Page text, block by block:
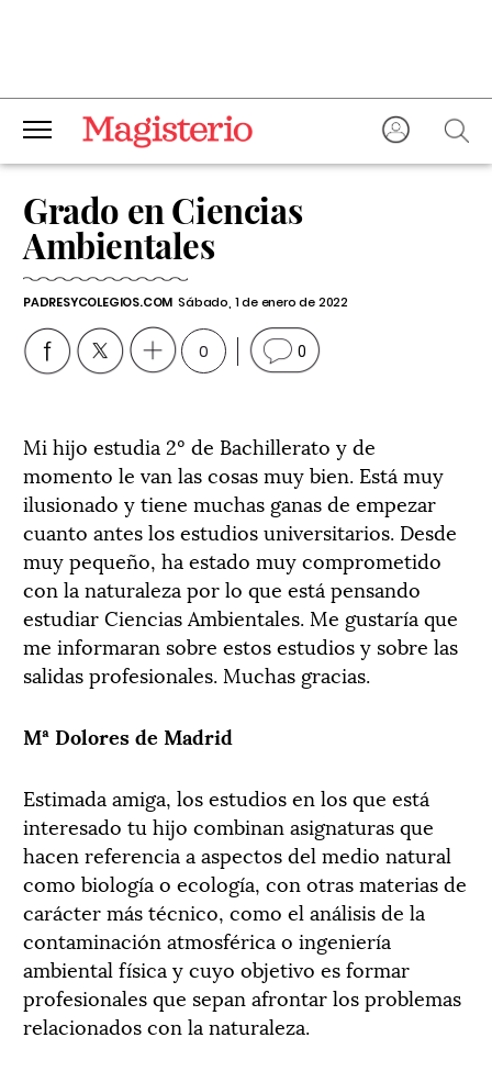
Grado en Ciencias
Ambientales
PADRESYCOLEGIOS.COM Sábado, 1 de enero de 2022
0 0
Mi hijo estudia 2º de Bachillerato y de
momento le van las cosas muy bien. Está muy
ilusionado y tiene muchas ganas de empezar
cuanto antes los estudios universitarios. Desde
muy pequeño, ha estado muy comprometido
con la naturaleza por lo que está pensando
estudiar Ciencias Ambientales. Me gustaría que
me informaran sobre estos estudios y sobre las
salidas profesionales. Muchas gracias.
Mª Dolores de Madrid
Estimada amiga, los estudios en los que está
interesado tu hijo combinan asignaturas que
hacen referencia a aspectos del medio natural
como biología o ecología, con otras materias de
carácter más técnico, como el análisis de la
contaminación atmosférica o ingeniería
ambiental física y cuyo objetivo es formar
profesionales que sepan afrontar los problemas
relacionados con la naturaleza.